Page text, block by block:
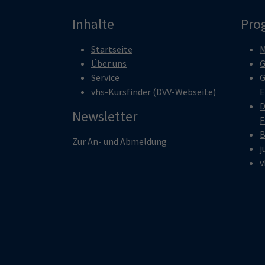
Inhalte
Startseite
Über uns
Service
vhs-Kursfinder (DVV-Webseite)
Newsletter
Zur An- und Abmeldung